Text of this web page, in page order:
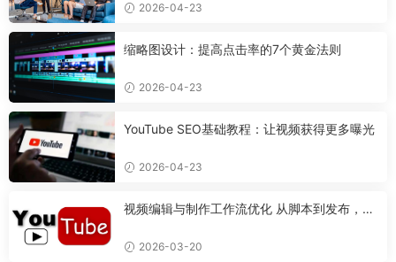
2026-04-23
缩略图设计：提高点击率的7个黄金法则
2026-04-23
YouTube SEO基础教程：让视频获得更多曝光
2026-04-23
视频编辑与制作工作流优化 从脚本到发布，打
2026-03-20